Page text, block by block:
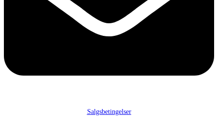
Salgsbetingelser